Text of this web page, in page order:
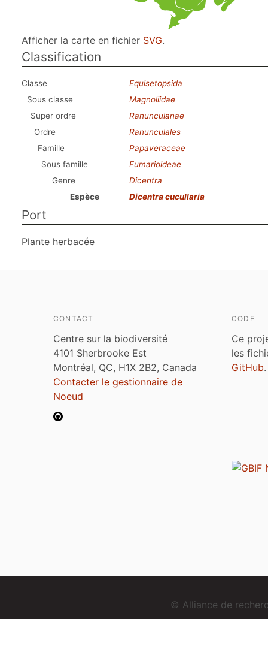
Afficher la carte en fichier SVG.
Classification
Classe
Equisetopsida
Sous classe
Magnoliidae
Super ordre
Ranunculanae
Ordre
Ranunculales
Famille
Papaveraceae
Sous famille
Fumarioideae
Genre
Dicentra
Espèce
Dicentra cucullaria
Port
Plante herbacée
CONTACT
Centre sur la biodiversité
4101 Sherbrooke Est
Montréal, QC, H1X 2B2, Canada
Contacter le gestionnaire de
Noeud
CODE
Ce
les
GitHub.
© Alliance de